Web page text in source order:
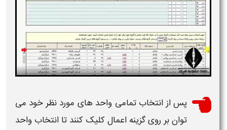
پس از انتخاب تمامی واحد های مورد نظر خود می
توان بر روی گزینه اعمال کلیک کنند تا انتخاب واحد